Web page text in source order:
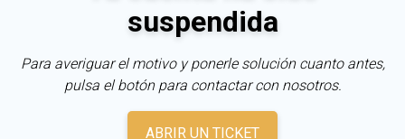
suspendida
Para averiguar el motivo y ponerle solución cuanto antes,
pulsa el botón para contactar con nosotros.
ABRIR UN TICKET